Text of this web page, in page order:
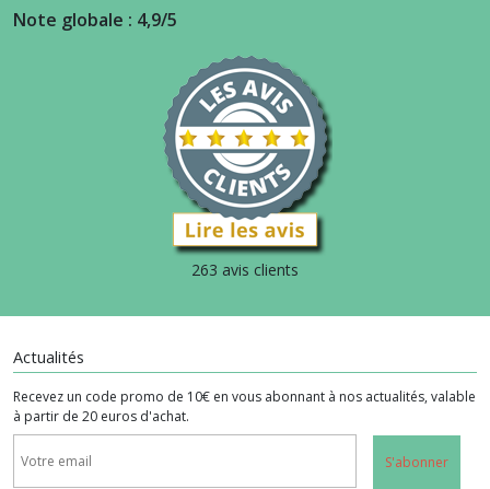
Note globale : 4,9/5
263 avis clients
Actualités
Recevez un code promo de 10€ en vous abonnant à nos actualités, valable
à partir de 20 euros d'achat.
S'abonner